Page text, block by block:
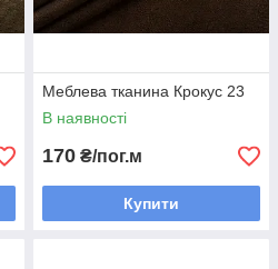
Меблева тканина Крокус 23
В наявності
170 ₴/пог.м
Купити